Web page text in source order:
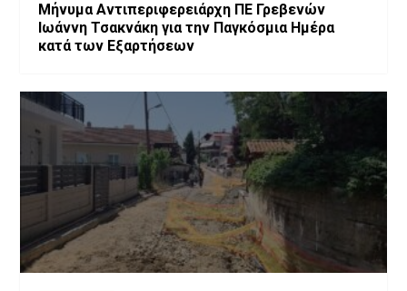
Μήνυμα Αντιπεριφερειάρχη ΠΕ Γρεβενών
Ιωάννη Τσακνάκη για την Παγκόσμια Ημέρα
κατά των Εξαρτήσεων